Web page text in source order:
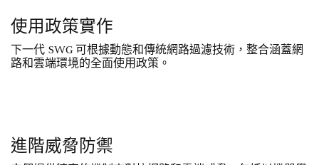
使用政策實作
下一代 SWG 可根據動態和傳統網路過濾技術，整合涵蓋網
路和雲端環境的全面使用政策。
進階威脅防禦